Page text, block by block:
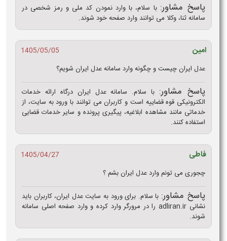
پاسخ مشاور: با سلام، با وارد نمودن کد ملی و رمز شخصی در
سامانه ثنا، وکلا می توانند وارد صفحه خود شوند.
امین
1405/05/05
عدل ایران چیست و چگونه وارد سامانه عدل ایران شویم؟
پاسخ مشاور: با سلام. سامانه عدل ایران درگاه ارائه خدمات
الکترونیکی قوه قضاییه است و کاربران می توانند با ورود به سایت، از
خدماتی مانند مشاهده ابلاغیه، پیگیری پرونده و سایر خدمات قضایی
استفاده کنند.
فاطی
1405/04/27
چجوری می تونم وارد عدل ایران بشم ؟
پاسخ مشاور: با سلام. برای ورود به سایت عدل ایران، کاربران باید
نشانی adliran.ir را در مرورگر وارد کرده و وارد صفحه اصلی سامانه
شوند.